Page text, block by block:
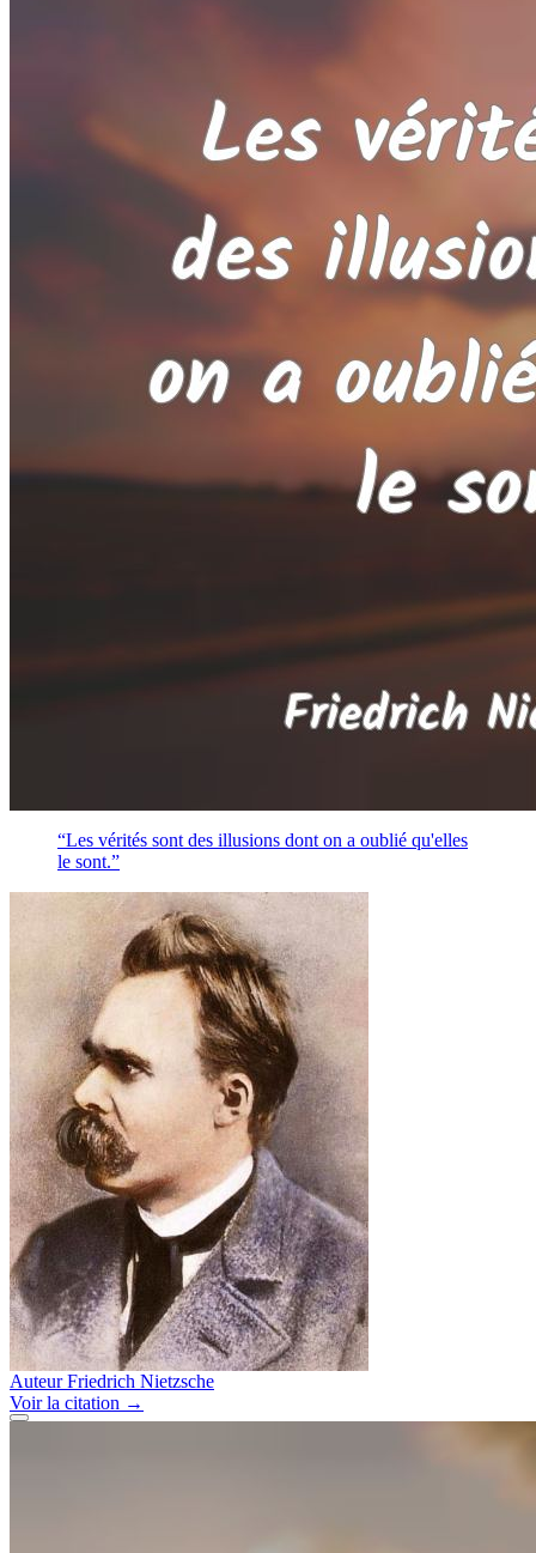
“Les vérités sont des illusions dont on a oublié qu'elles
le sont.”
Auteur Friedrich Nietzsche
Voirla citation →